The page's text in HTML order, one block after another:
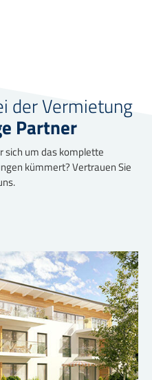
der Vermietung
Partner
sich um das komplette
kümmert? Vertrauen Sie